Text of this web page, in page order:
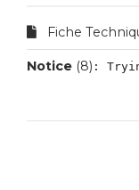
Fiche
Notice (8) :